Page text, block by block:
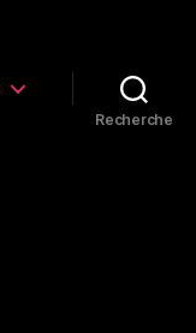
Recherche